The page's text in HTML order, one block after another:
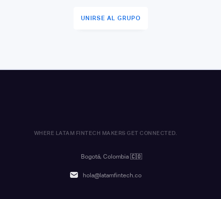
UNIRSE AL GRUPO
WHERE LATAM FINTECH MAKERS GET CONNECTED.
Bogotá, Colombia 🇨🇴
hola@latamfintech.co